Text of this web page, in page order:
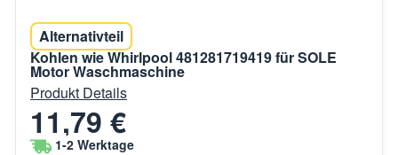
Alternativteil
Kohlen wie Whirlpool 481281719419 für SOLE
Motor Waschmaschine
Produkt Details
11,79 €
1-2 Werktage